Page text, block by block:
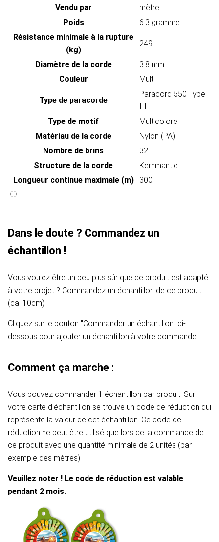
Vendu par
mètre
Poids
6.3 gramme
Résistance minimale à la rupture
(kg)
249
Diamètre de la corde
3.8 mm
Couleur
Multi
Type de paracorde
Paracord 550 Type
III
Type de motif
Multicolore
Matériau de la corde
Nylon (PA)
Nombre de brins
32
Structure de la corde
Kernmantle
Longueur continue maximale (m)
300
Dans le doute ? Commandez un
échantillon !
Vous voulez être un peu plus sûr que ce produit est adapté
à votre projet ? Commandez un échantillon de ce produit .
(ca. 10cm)
Cliquez sur le bouton "Commander un échantillon" ci-
dessous pour ajouter un échantillon à votre commande.
Comment ça marche :
Vous pouvez commander 1 échantillon par produit. Sur
votre carte d'échantillon se trouve un code de réduction qui
représente la valeur de cet échantillon. Ce code de
réduction ne peut être utilisé que lors de la commande de
ce produit avec une quantité minimale de 2 unités (par
exemple des mètres).
Veuillez noter ! Le code de réduction est valable
pendant 2 mois.